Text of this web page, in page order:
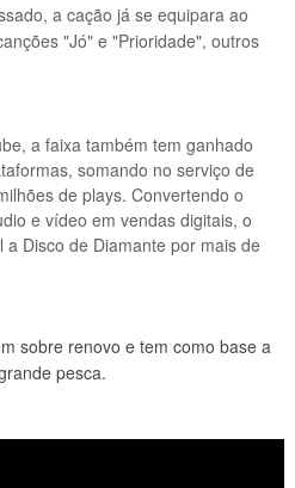
a cação já se equipara ao
"Jó" e "Prioridade", outros
a faixa também tem ganhado
somando no serviço de
de plays. Convertendo o
e vídeo em vendas digitais, o
Disco de Diamante por mais de
sobre renovo e tem como base a
pesca.